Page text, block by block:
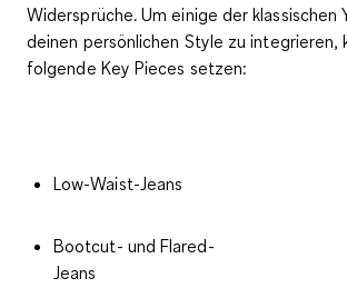
Widersprüche. Um einige der klassischen
deinen persönlichen Style zu integrieren,
folgende Key Pieces setzen:
Low-Waist-Jeans
Bootcut- und Flared-
Jeans